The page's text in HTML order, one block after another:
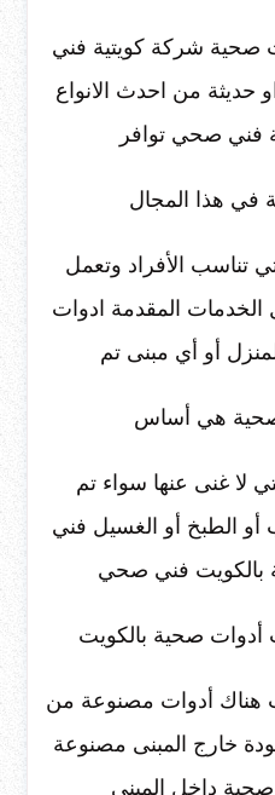
صحية شركة كويتية فني
من احدث الانواع
فني صحي توافر
في هذا المجال
تناسب الأفراد وتعمل
الخدمات المقدمة ادوات
أو أي مبنى تم
صحية هي أساس
لا غنى عنها سواء تم
أو الطبخ أو الغسيل فني
بالكويت فني صحي
أدوات صحية بالكويت
هناك أدوات مصنوعة من
خارج المبنى مصنوعة
داخل المبنى